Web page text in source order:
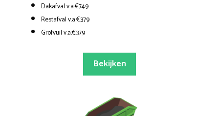
Dakafval v.a.€749
Restafval v.a.€379
Grofvuil v.a.€379
Bekijken